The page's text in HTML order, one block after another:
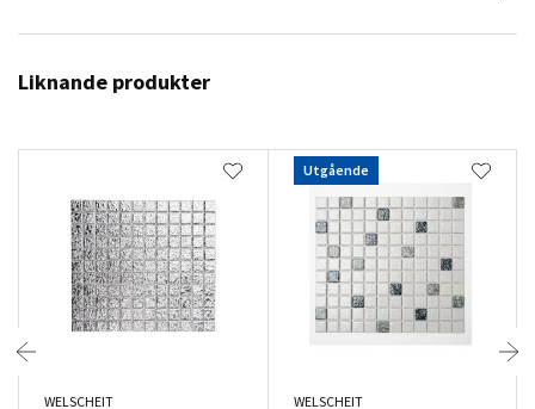
Liknande produkter
WELSCHEIT
Utgående
WELSCHEIT